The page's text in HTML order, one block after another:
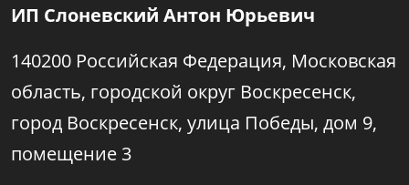
ИП Слоневский Антон Юрьевич
140200 Российская Федерация, Московская
область, городской округ Воскресенск,
город Воскресенск, улица Победы, дом 9,
помещение 3